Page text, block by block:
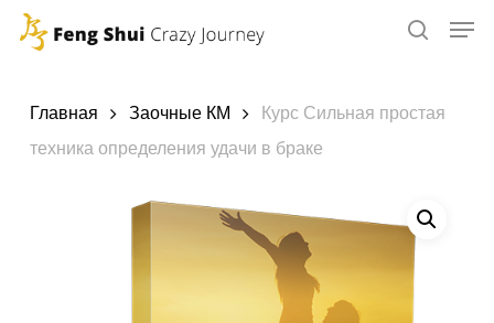
Skip
contentГлавная Заочные КМ
Курс Сильная простая
техника определения удачи в браке